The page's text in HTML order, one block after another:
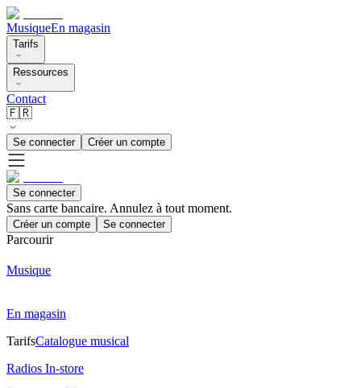
MusiqueEn magasin
Tarifs
Ressources
Contact
🇫🇷
Se connecter Créer un compte
Se connecter
Sans carte bancaire. Annulez à tout moment.
Créer un compte Se connecter
Parcourir
Musique
En magasin
TarifsCatalogue musical
Radios In-store